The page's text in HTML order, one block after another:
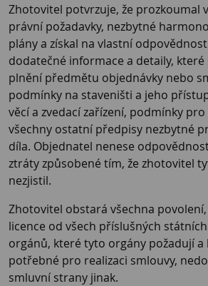
Zhotovitel potvrzuje, že prozkoumal
právní požadavky, nezbytné
plány a získal na vlastní
dodatečné informace a detaily,
plnění předmětu objednávky nebo
podmínky na staveništi a jeho
věcí a zvedací zařízení, podmínky
všechny ostatní předpisy nezbytné
díla. Objednatel nenese
ztráty způsobené tím, že zhotovitel
nezjistil.
Zhotovitel obstará všechna
licence od všech příslušných
orgánů, které tyto orgány požadují a
potřebné pro realizaci smlouvy,
smluvní strany jinak.